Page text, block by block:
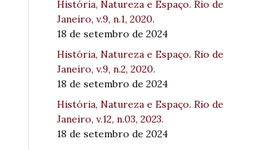
História, Natureza e Espaço. Rio de
Janeiro, v.9, n.1, 2020.
18 de setembro de 2024
História, Natureza e Espaço. Rio de
Janeiro, v.9, n.2, 2020.
18 de setembro de 2024
História, Natureza e Espaço. Rio de
Janeiro, v.12, n.03, 2023.
18 de setembro de 2024